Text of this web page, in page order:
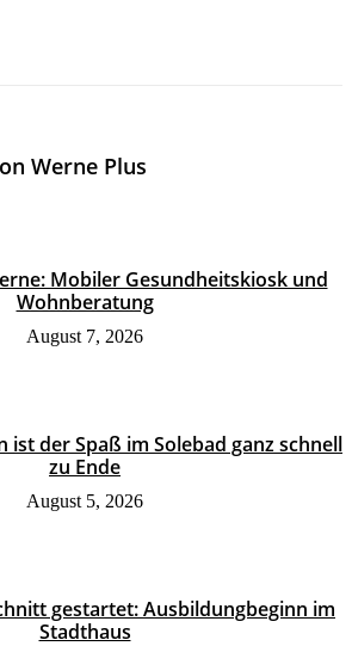
Werne Plus
Mobiler Gesundheitskiosk und
Wohnberatung
August 7, 2026
ist der Spaß im Solebad ganz schnell
zu Ende
August 5, 2026
gestartet: Ausbildungbeginn im
Stadthaus